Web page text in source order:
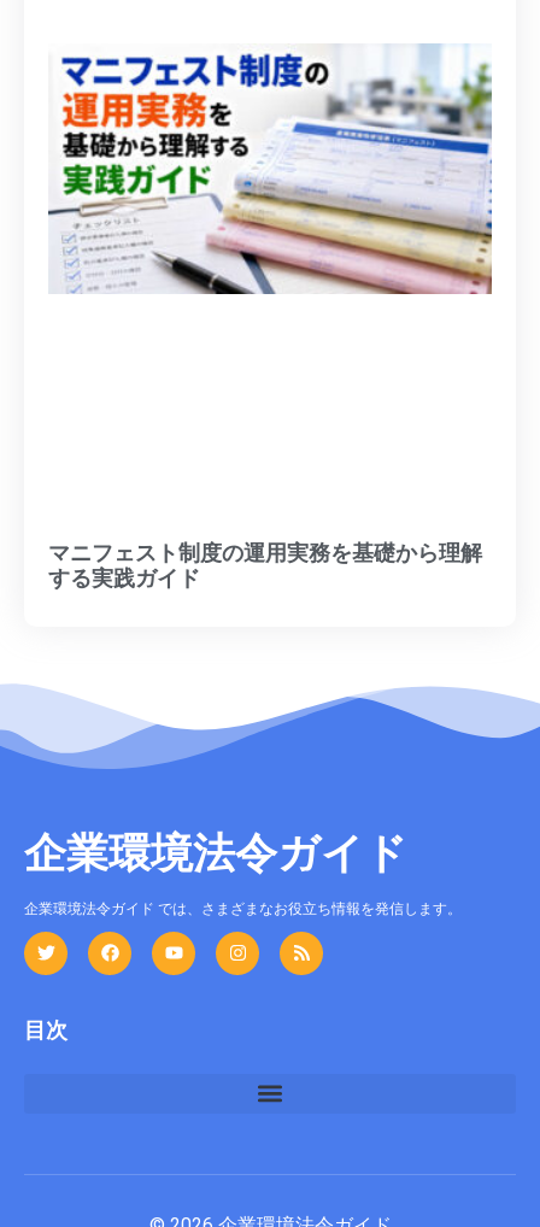
マニフェスト制度の運用実務を基礎から理解
する実践ガイド
企業環境法令ガイド
企業環境法令ガイド では、さまざまなお役立ち情報を発信します。
目次